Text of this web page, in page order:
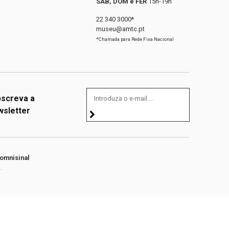
22 340 3000*
museu@amtc.pt
*Chamada para Rede Fixa Nacional
a